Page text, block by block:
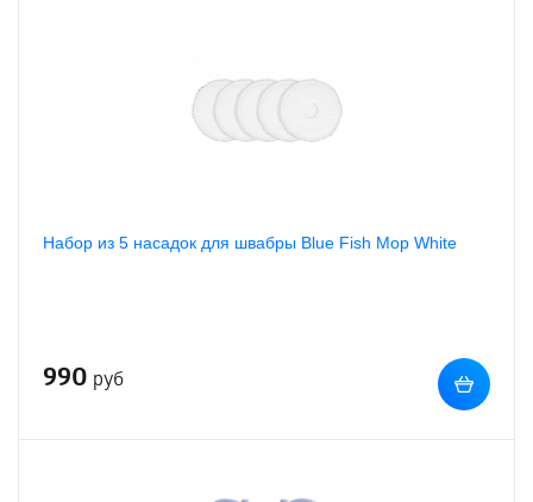
Набор из 5 насадок для швабры Blue Fish Mop White
990 руб